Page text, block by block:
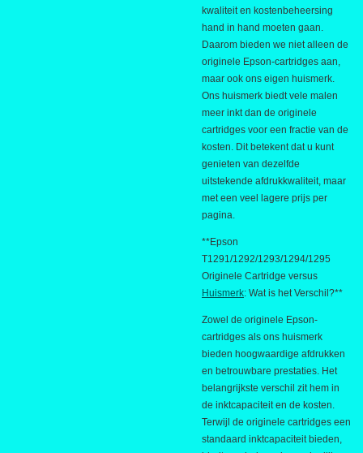
kwaliteit en kostenbeheersing
hand in hand moeten gaan.
Daarom bieden we niet alleen de
originele Epson-cartridges aan,
maar ook ons eigen huismerk.
Ons huismerk biedt vele malen
meer inkt dan de originele
cartridges voor een fractie van de
kosten. Dit betekent dat u kunt
genieten van dezelfde
uitstekende afdrukkwaliteit, maar
met een veel lagere prijs per
pagina.
**Epson
T1291/1292/1293/1294/1295
Originele Cartridge versus
Huismerk: Wat is het Verschil?**
Zowel de originele Epson-
cartridges als ons huismerk
bieden hoogwaardige afdrukken
en betrouwbare prestaties. Het
belangrijkste verschil zit hem in
de inktcapaciteit en de kosten.
Terwijl de originele cartridges een
standaard inktcapaciteit bieden,